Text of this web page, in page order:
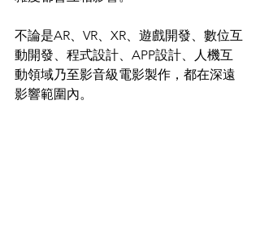
不論是AR、VR、XR、遊戲開發、數位互
動開發、程式設計、APP設計、人機互
動領域乃至影音級電影製作，都在深遠
影響範圍內。